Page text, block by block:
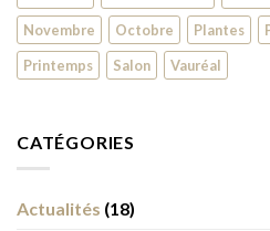
Novembre
Octobre Plantes
Printemps
Salon Vauréal
CATÉGORIES
Actualités (18)